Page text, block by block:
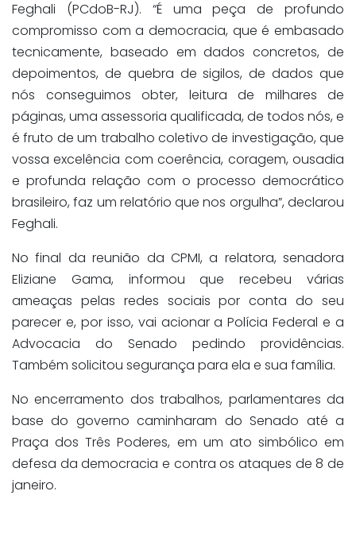
Feghali (PCdoB-RJ). “É uma peça de profundo
compromisso com a democracia, que é embasado
tecnicamente, baseado em dados concretos, de
depoimentos, de quebra de sigilos, de dados que
nós conseguimos obter, leitura de milhares de
páginas, uma assessoria qualificada, de todos nós, e
é fruto de um trabalho coletivo de investigação, que
vossa excelência com coerência, coragem, ousadia
e profunda relação com o processo democrático
brasileiro, faz um relatório que nos orgulha”, declarou
Feghali.
No final da reunião da CPMI, a relatora, senadora
Eliziane Gama, informou que recebeu várias
ameaças pelas redes sociais por conta do seu
parecer e, por isso, vai acionar a Polícia Federal e a
Advocacia do Senado pedindo providências.
Também solicitou segurança para ela e sua família.
No encerramento dos trabalhos, parlamentares da
base do governo caminharam do Senado até a
Praça dos Três Poderes, em um ato simbólico em
defesa da democracia e contra os ataques de 8 de
janeiro.